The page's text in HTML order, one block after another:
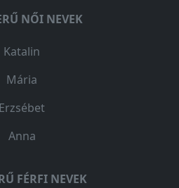
NŐI NEVEK
Katalin
Mária
Erzsébet
Anna
FÉRFI NEVEK